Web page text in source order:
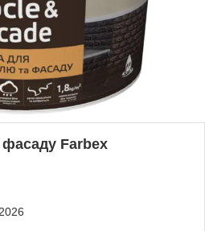
Farbex